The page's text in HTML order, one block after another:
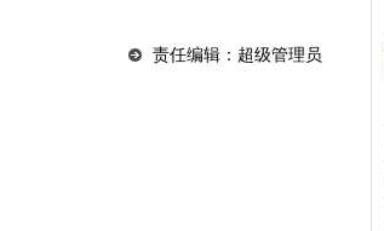
责任编辑：超级管理员